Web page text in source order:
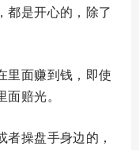
都是开心的，除了
里面赚到钱，即使
赔光。
操盘手身边的，